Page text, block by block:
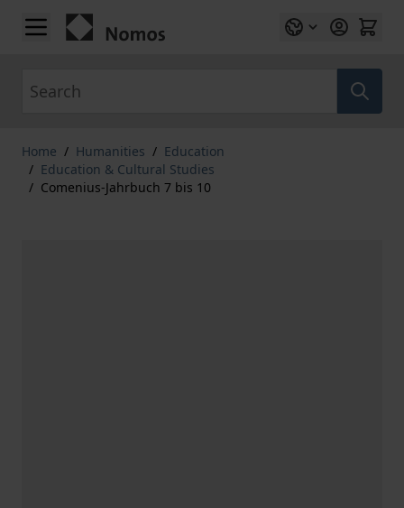
Skip to Content
Home / Humanities / Education
/ Education & Cultural Studies
/ Comenius-Jahrbuch 7 bis 10